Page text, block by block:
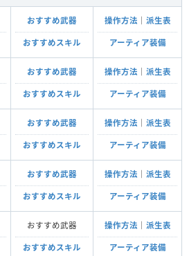
おすすめ武器
おすすめスキル
操作方法 派生表
アーティア装備
おすすめ武器
おすすめスキル
操作方法 派生表
アーティア装備
おすすめ武器
おすすめスキル
操作方法 派生表
アーティア装備
おすすめ武器
おすすめスキル
操作方法 派生表
アーティア装備
おすすめ武器
おすすめスキル
操作方法 派生表
アーティア装備